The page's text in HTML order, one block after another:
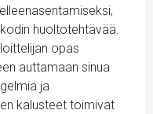
huoltotehtävää.
opas
auttamaan sinua
ja
kalusteet toimivat